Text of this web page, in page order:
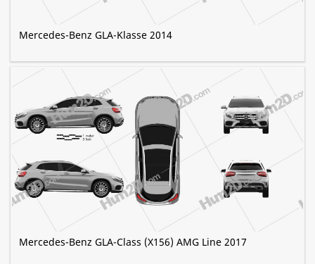
Mercedes-Benz GLA-Klasse 2014
Mercedes-Benz GLA-Class (X156) AMG Line 2017